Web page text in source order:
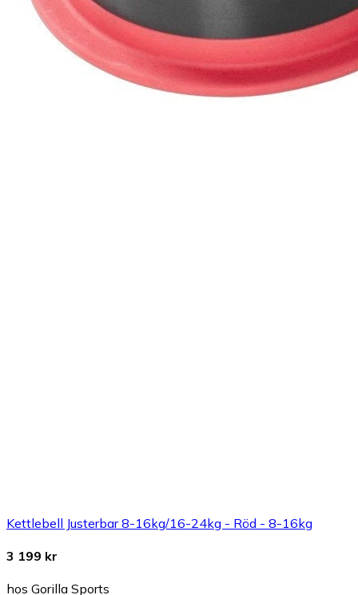
Kettlebell Justerbar 8-16kg/16-24kg - Röd - 8-16kg
3 199 kr
hos Gorilla Sports